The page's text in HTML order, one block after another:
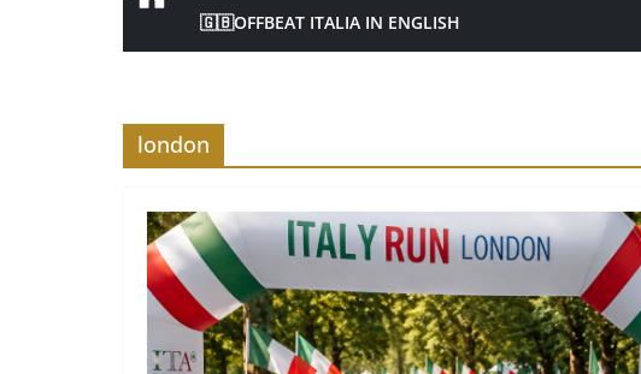
🇬🇧OFFBEAT ITALIA IN ENGLISH
london